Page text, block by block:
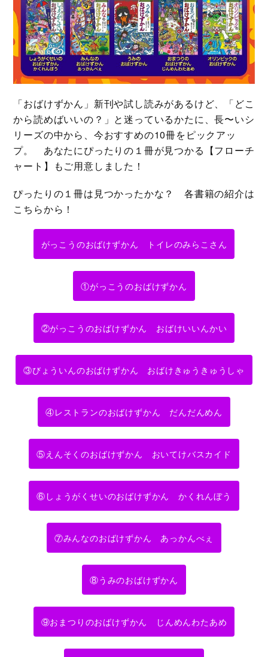
「おばけずかん」新刊や試し読みがあるけど、「どこ
から読めばいいの？」と迷っているかたに、長〜いシ
リーズの中から、今おすすめの10冊をピックアッ
プ。 あなたにぴったりの１冊が見つかる【フローチ
ャート】もご用意しました！
ぴったりの１冊は見つかったかな？ 各書籍の紹介は
こちらから！
がっこうのおばけずかん トイレのみらこさん
①がっこうのおばけずかん
②がっこうのおばけずかん おばけいいんかい
③びょういんのおばけずかん おばけきゅうきゅうしゃ
④レストランのおばけずかん だんだんめん
⑤えんそくのおばけずかん おいてけバスカイド
⑥しょうがくせいのおばけずかん かくれんぼう
⑦みんなのおばけずかん あっかんべぇ
⑧うみのおばけずかん
⑨おまつりのおばけずかん じんめんわたあめ